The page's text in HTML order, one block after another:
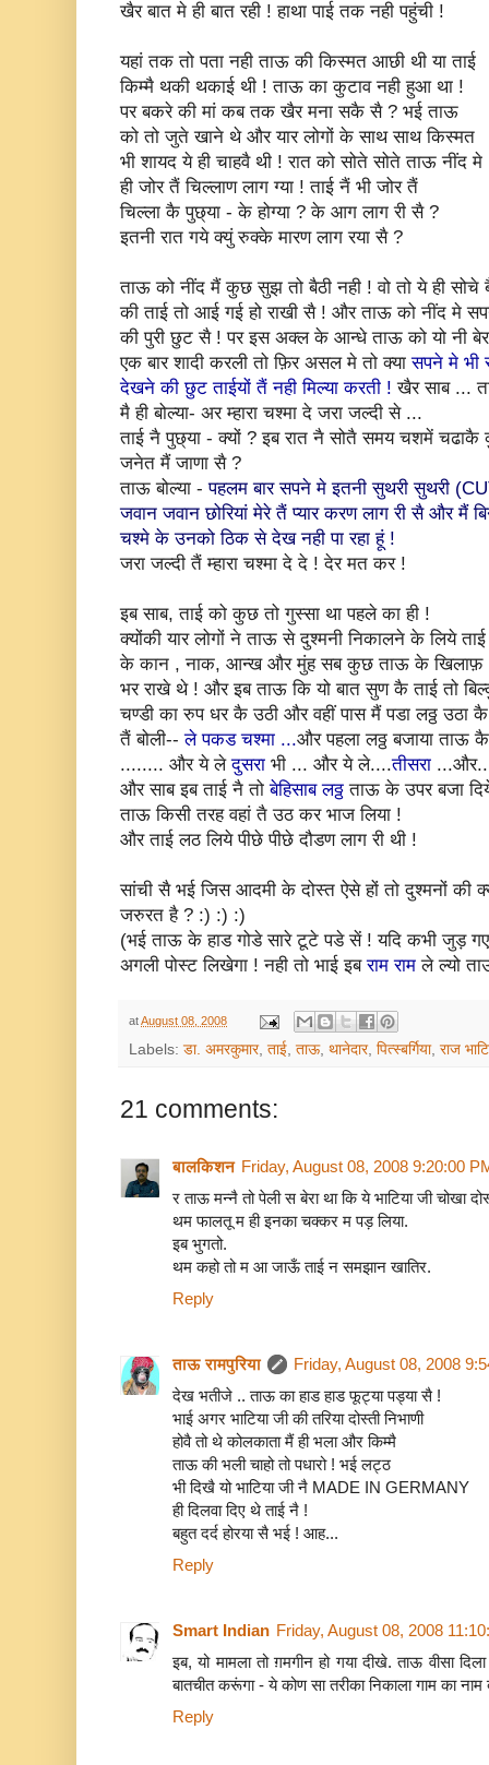
खैर बात मे ही बात रही ! हाथा पाई तक नही पहुंची !
यहां तक तो पता नही ताऊ की किस्मत आछी थी या ताई
किम्मै थकी थकाई थी ! ताऊ का कुटाव नही हुआ था !
पर बकरे की मां कब तक खैर मना सकै सै ? भई ताऊ
को तो जुते खाने थे और यार लोगों के साथ साथ किस्मत
भी शायद ये ही चाहवै थी ! रात को सोते सोते ताऊ नींद मे
ही जोर तैं चिल्लाण लाग ग्या ! ताई नैं भी जोर तैं
चिल्ला कै पुछ्या - के होग्या ? के आग लाग री सै ?
इतनी रात गये क्युं रुक्के मारण लाग रया सै ?
ताऊ को नींद मैं कुछ सुझ तो बैठी नही ! वो तो ये ही सोचे
की ताई तो आई गई हो राखी सै ! और ताऊ को नींद मे
की पुरी छुट सै ! पर इस अक्ल के आन्धे ताऊ को यो नी
एक बार शादी करली तो फ़िर असल मे तो क्यासपने मे भी
देखने की छुट ताईयों तैं नही मिल्या करती ! खैर साब ...
मै ही बोल्या- अर म्हारा चश्मा दे जरा जल्दी से ...
ताई नै पुछ्या - क्यों ? इब रात नै सोतै समय चशमें चढाकै
जनेत मैं जाणा सै ?
ताऊ बोल्या -पहलम बार सपने मे इतनी सुथरी सुथरी
जवान जवान छोरियां मेरे तैं प्यार करण लाग री सै और मैं
चश्मे के उनको ठिक से देख नही पा रहा हूं !
जरा जल्दी तैं म्हारा चश्मा दे दे ! देर मत कर !
इब साब, ताई को कुछ तो गुस्सा था पहले का ही !
क्योंकी यार लोगों ने ताऊ से दुश्मनी निकालने के लिये ताई
के कान , नाक, आन्ख और मुंह सब कुछ ताऊ के खिलाफ़
भर राखे थे ! और इब ताऊ कि यो बात सुण कै ताई तो
चण्डी का रुप धर कै उठी और वहीं पास मैं पडा लठ्ठ उठा
तैं बोली--ले पकड चश्मा ...और पहला लठ्ठ बजाया ताऊ
........ और ये लेदुसरा भी ... और ये ले....तीसरा
और साब इब ताई नै तोबेहिसाब लठ्ठ ताऊ के उपर बजा
ताऊ किसी तरह वहां तै उठ कर भाज लिया !
और ताई लठ लिये पीछे पीछे दौडण लाग री थी !
सांची सै भई जिस आदमी के दोस्त ऐसे हों तो दुश्मनों की
जरुरत है ? :) :) :)
(भई ताऊ के हाड गोडे सारे टूटे पडे सें ! यदि कभी जुड़
अगली पोस्ट लिखेगा ! नही तो भाई इबराम राम ले ल्यो
atAugust 08, 2008
Labels: डा. अमरकुमार, ताई, ताऊ, थानेदार, पित्स्बर्गिया, राज
21 comments:
बालकिशन Friday, August 08, 2008 9:20:00
र ताऊ मन्नै तो पेली स बेरा था कि ये भाटिया जी चोखा
थम फालतू म ही इनका चक्कर म पड़ लिया.
इब भुगतो.
थम कहो तो म आ जाऊँ ताई न समझान खातिर.
Reply
ताऊ रामपुरिया
Friday, August 08, 2008
देख भतीजे .. ताऊ का हाड हाड फूट्या पड्या सै !
भाई अगर भाटिया जी की तरिया दोस्ती निभाणी
होवै तो थे कोलकाता मैं ही भला और किम्मै
ताऊ की भली चाहो तो पधारो ! भई लट्ठ
भी दिखै यो भाटिया जी नै MADE IN GERMANY
ही दिलवा दिए थे ताई नै !
बहुत दर्द होरया सै भई ! आह...
Reply
Smart Indian Friday, August 08, 2008
इब, यो मामला तो ग़मगीन हो गया दीखे. ताऊ वीसा
बातचीत करूंगा - ये कोण सा तरीका निकाला गाम का
Reply